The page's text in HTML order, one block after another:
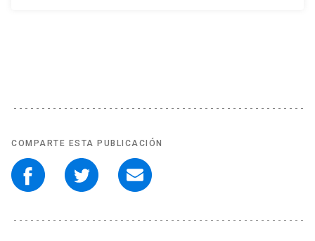
COMPARTE ESTA PUBLICACIÓN